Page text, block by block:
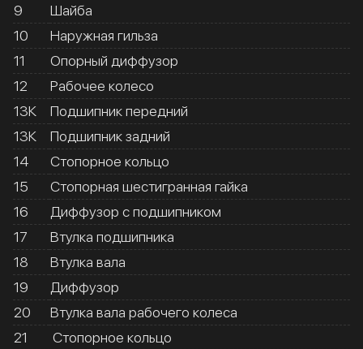
9
Шайба
10
Наружная гильза
11
Опорный диффузор
12
Рабочее колесо
13К
Подшипник передний
13К
Подшипник задний
14
Стопорное кольцо
15
Стопорная шестигранная гайка
16
Диффузор с подшипником
17
Втулка подшипника
18
Втулка вала
19
Диффузор
20
Втулка вала рабочего колеса
21
Стопорное кольцо